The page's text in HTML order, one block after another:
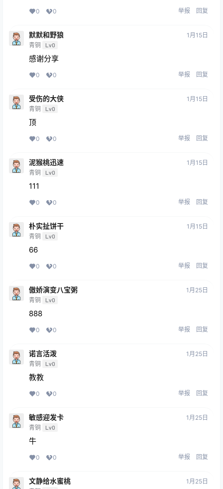
0 0 举报 回复
默默和野狼
青铜 Lv0
1月15日
感谢分享
0 0 举报 回复
受伤的大侠
青铜 Lv0
1月15日
顶
0 0 举报 回复
泥猴桃迅速
青铜 Lv0
1月15日
111
0 0 举报 回复
朴实扯饼干
青铜 Lv0
1月15日
66
0 0 举报 回复
傲娇演变八宝粥
青铜 Lv0
1月25日
888
0 0 举报 回复
诺言活泼
青铜 Lv0
1月25日
教教
0 0 举报 回复
敏感迎发卡
青铜 Lv0
1月25日
牛
0 0 举报 回复
文静给水蜜桃 1月25日